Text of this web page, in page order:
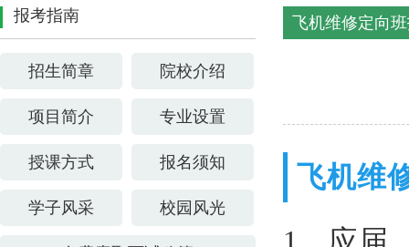
报考指南
招生简章 院校介绍
项目简介 专业设置
授课方式 报名须知
学子风采 校园风光
飞机维修定向
飞机维